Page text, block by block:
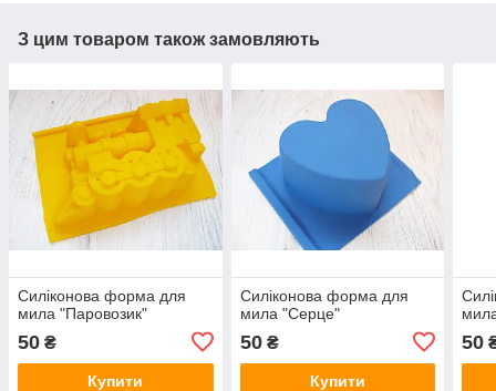
З цим товаром також замовляють
Силіконова форма для
мила "Паровозик"
50 ₴
Купити
Силіконова форма для
мила "Серце"
50₴
Купити
50